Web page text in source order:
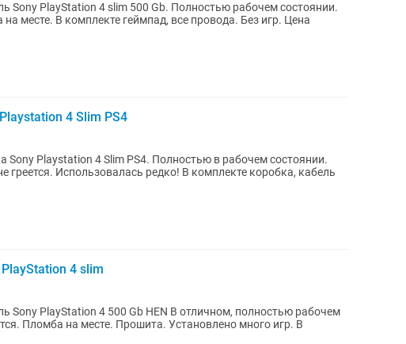
4 slim 500 Gb. Полностью рабочем состоянии.
4 Slim PS4
Sony Playstation 4 Slim PS4. Полностью в рабочем состоянии.
греется. Использовалась редко! В комплекте коробка, кабель
4 slim
Sony PlayStation 4 500 Gb HEN В отличном, полностью рабочем
игр. В